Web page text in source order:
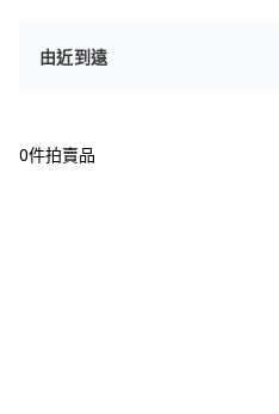
0件拍賣品